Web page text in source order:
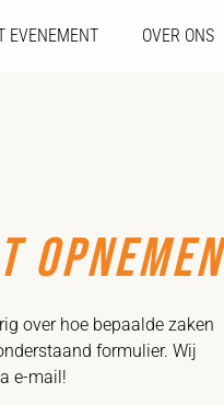
EVENEMENT OVER ONS
OPNEMEN
over hoe bepaalde zaken
formulier. Wij
e-mail!